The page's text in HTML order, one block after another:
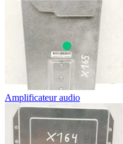
Amplificateur audio